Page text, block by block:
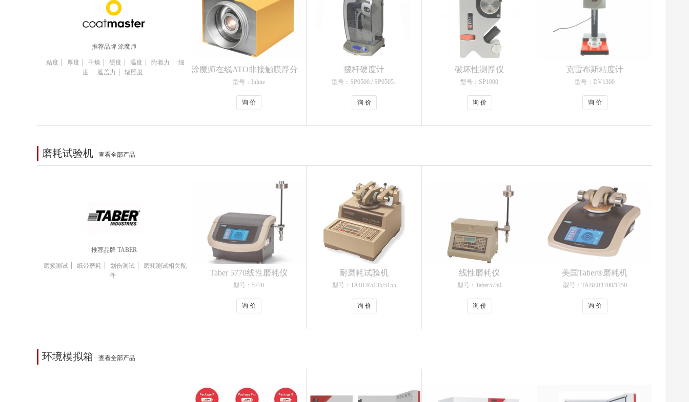
推荐品牌 涂魔师
粘度 | 厚度 | 干燥 | 硬度 | 温度 | 附着力 |
细
度 | 遮盖力 | 辐照度
涂魔师在线ATO非接触膜厚分析仪
型号：Inline
询 价
摆杆硬度计
型号：SP0500 / SP0505..
询 价
破坏性测厚仪
型号：SP1000
询 价
克雷布斯粘度计
型号：DV1300
询 价
磨耗试验机 查看全部产品
推荐品牌 TABER
磨损测试 | 纸带磨耗 | 划伤测试 |
磨耗测试相关配
件
Taber 5770线性磨耗仪
型号：5770
询 价
耐磨耗试验机
型号：TABER5135/5155
询 价
线性磨耗仪
型号：Taber5750
询 价
美国Taber®磨耗机
型号：TABER1700/1750
询 价
环境模拟箱 查看全部产品